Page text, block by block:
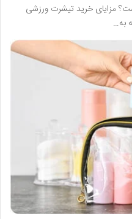
مزایای خرید تیشرت ورزشی
به…